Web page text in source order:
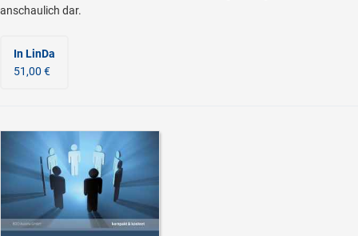
anschaulich dar.
In LinDa
51,00 €